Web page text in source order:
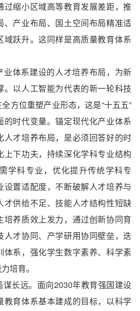
过缩小区域高等教育发展差距，推
、产业布局、国土空间布局精准适
域跃升。这同样是高质量教育体系
业体系建设的人才培养布局，为新
。以人工智能为代表的新一轮科技
方位重塑产业形态，这是“十五五”
的时代变量。锚定现代化产业体系
人才培养布局，是必须回答好的时
上下功夫，持续深化学科专业结构
学科专业，优化提升传统学科专
设置适配度，不断破解人才培养与
才供给不足、技能人才结构性短缺
培养质效上发力，通过创新协同育
人才协同、产学研用协同壁垒，迭
体系，强化学生数字素养、科学素
培育。
长远。面向2030年教育强国建设
教育体系基本建成的目标，以科学